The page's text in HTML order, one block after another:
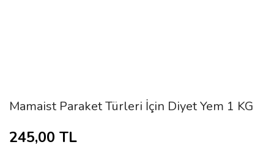
Mamaist Paraket Türleri İçin Diyet Yem 1 KG
245,00 TL